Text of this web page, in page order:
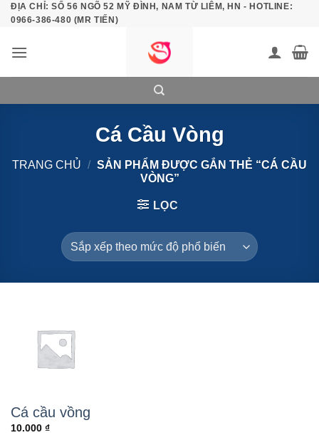
Bỏ
qua
dung
ĐỊA CHỈ: SỐ 56 NGÕ 52 MỸ ĐÌNH, NAM TỪ LIÊM, HN - HOTLINE:
0966-386-480 (MR TIẾN)
Cá Cầu Vòng
TRANG CHỦ / SẢN PHẨM ĐƯỢC GẮN THẺ “CÁ CẦU
VÒNG”
LỌC
Cá cầu vồng
10.000 ₫